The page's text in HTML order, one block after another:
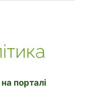
порталі